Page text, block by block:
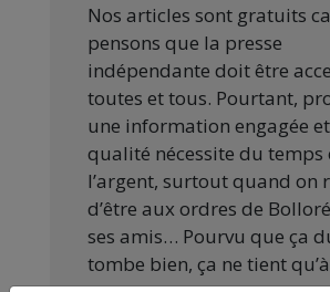
Nos articles sont gratuits
pensons que la presse
indépendante doit être
toutes et tous. Pourtant,
une information engagée
qualité nécessite du temps
l’argent, surtout quand on
d’être aux ordres de
ses amis… Pourvu que ça
tombe bien, ça ne tient